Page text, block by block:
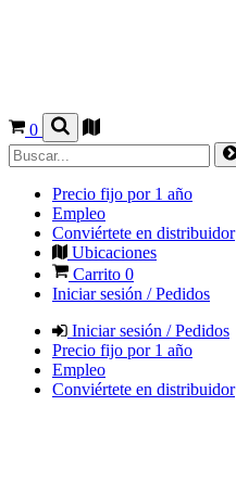
0
Precio fijo por 1 año
Empleo
Conviértete en distribuidor
Ubicaciones
Carrito 0
Iniciar sesión / Pedidos
Iniciar sesión / Pedidos
Precio fijo por 1 año
Empleo
Conviértete en distribuidor